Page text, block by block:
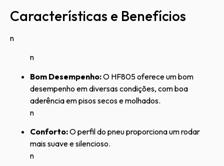
Características e Benefícios
n
n
Bom Desempenho:O HF805 oferece um bom
desempenho em diversas condições, com boa
aderência em pisos secos e molhados.
n
Conforto:O perfil do pneu proporciona um rodar
mais suave e silencioso.
n